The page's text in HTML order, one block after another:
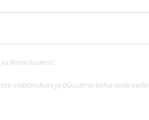
ilmaoludest.
vabandust ja püüame teha teile